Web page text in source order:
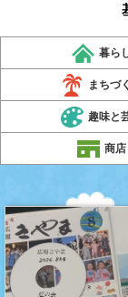
暮ら
まちづ
趣味と
商店